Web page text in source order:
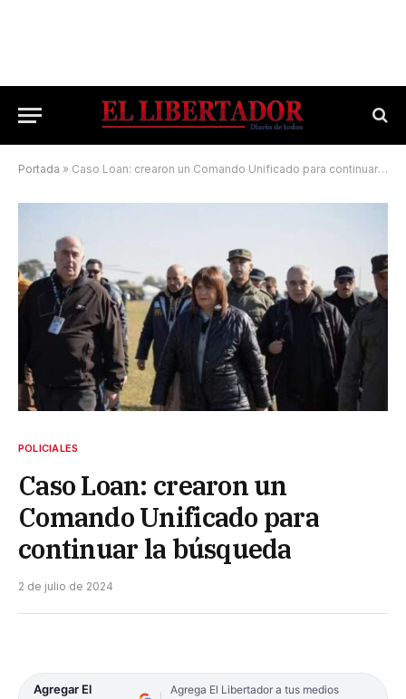
Portada » Caso Loan: crearon un Comando Unificado para continuar la búsqueda
POLICIALES
Caso Loan: crearon un
Comando Unificado para
continuar la búsqueda
2 de julio de 2024
Agregar El
Agrega El Libertador a tus medios